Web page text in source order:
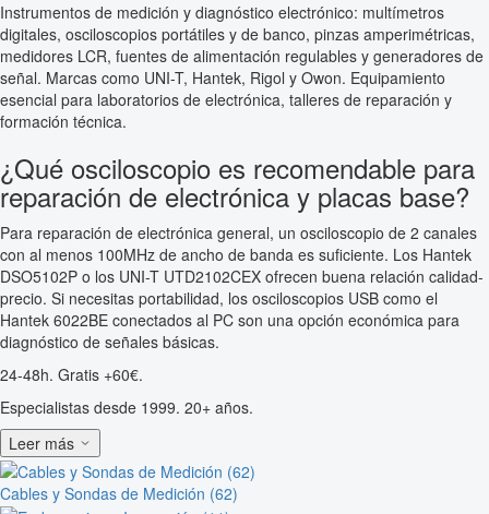
Instrumentos de medición y diagnóstico electrónico: multímetros
digitales, osciloscopios portátiles y de banco, pinzas amperimétricas,
medidores LCR, fuentes de alimentación regulables y generadores de
señal. Marcas como UNI-T, Hantek, Rigol y Owon. Equipamiento
esencial para laboratorios de electrónica, talleres de reparación y
formación técnica.
¿Qué osciloscopio es recomendable para
reparación de electrónica y placas base?
Para reparación de electrónica general, un osciloscopio de 2 canales
con al menos 100MHz de ancho de banda es suficiente. Los Hantek
DSO5102P o los UNI-T UTD2102CEX ofrecen buena relación calidad-
precio. Si necesitas portabilidad, los osciloscopios USB como el
Hantek 6022BE conectados al PC son una opción económica para
diagnóstico de señales básicas.
24-48h. Gratis +60€.
Especialistas desde 1999. 20+ años.
Leer más
Cables y Sondas de Medición (62)